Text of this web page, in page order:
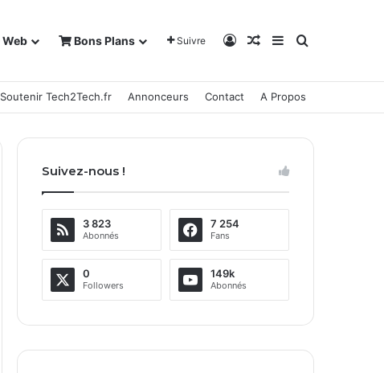
Web Bons Plans Suivre Connexion
Article Aléatoire
Sidebar (barre
Rechercher
Soutenir Tech2Tech.fr Annonceurs Contact A Propos
Suivez-nous !
3 823
Abonnés
7 254
Fans
0
Followers
149k
Abonnés